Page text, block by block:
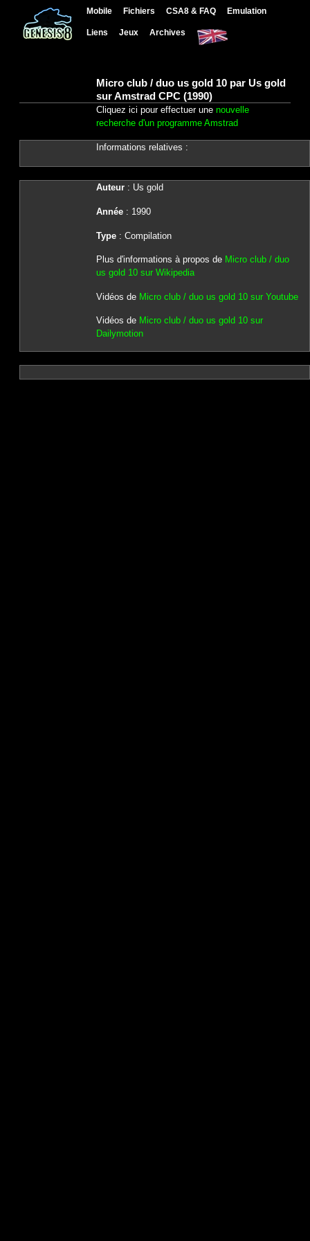
Mobile Fichiers CSA8 & FAQ Emulation
Liens Jeux Archives
Micro club / duo us gold 10 par Us gold
sur Amstrad CPC (1990)
Cliquez ici pour effectuer une nouvelle
recherche d'un programme Amstrad
Informations relatives :
Auteur: Us gold
Année: 1990
Type: Compilation
Plus d'informations à propos de Micro club / duo
us gold 10 sur Wikipedia
Vidéos de Micro club / duo us gold 10 sur Youtube
Vidéos de Micro club / duo us gold 10 sur
Dailymotion